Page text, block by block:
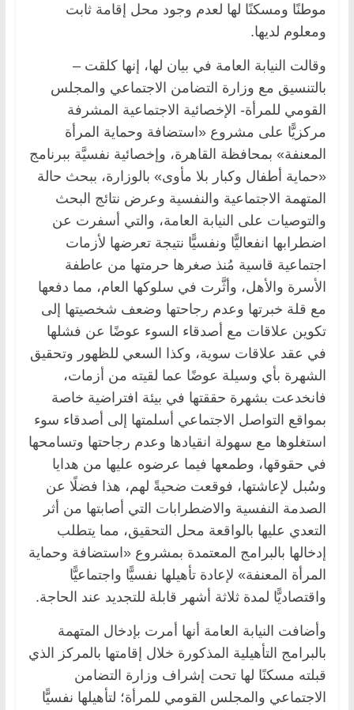
موطنًا ومسكنًا لها لعدم وجود محل إقامة ثابت
ومعلوم لديها.
وقالت النيابة العامة في بيان لها، إنها كلقت –
بالتنسيق مع وزارة التضامن الاجتماعي والمجلس
القومي للمرأة- الإخصائية الاجتماعية المشرفة
مركزيًّا على مشروع «استضافة وحماية المرأة
المعنفة» بمحافظة القاهرة، وإخصائية نفسيَّة ببرنامج
«حماية أطفال وكبار بلا مأوى» بالوزارة، ببحث حالة
المتهمة الاجتماعية والنفسية وعرض نتائج البحث
والتوصيات على النيابة العامة، والتي أسفرت عن
اضطرابها انفعاليًّا ونفسيًّا نتيجة تعرضها لأزمات
اجتماعية قاسية مُنذ صغرها حرمتها من عاطفة
الأسرة والأهل، وأثَّرت في سلوكها العام، مما دفعها
مع قلة خبرتها وعدم رجاحتها وضعف شخصيتها إلى
تكوين علاقات مع أصدقاء السوء عوضًا عن فشلها
في عقد علاقات سوية، وكذا السعي للظهور وتحقيق
الشهرة بأي وسيلة عوضًا عما لقيته من أزمات،
فانخدعت بشهرة حققتها في بيئة افتراضية خاصة
بمواقع التواصل الاجتماعي أسلمتها إلى أصدقاء سوء
استغلوها مع سهولة انقيادها وعدم رجاحتها وتسامحها
في حقوقها، وطمعها فيما عرضوه عليها من هدايا
وسُبل لإعاشتها، فوقعت ضحيةً لهم، هذا فضلًا عن
الصدمة النفسية والاضطرابات التي أصابتها من أثر
التعدي عليها بالواقعة محل التحقيق، مما يتطلب
إدخالها بالبرامج المعتمدة بمشروع «استضافة وحماية
المرأة المعنفة» لإعادة تأهيلها نفسيًّا واجتماعيًّا
واقتصاديًّا لمدة ثلاثة أشهر قابلة للتجديد عند الحاجة.
وأضافت النيابة العامة أنها أمرت بإدخال المتهمة
بالبرامج التأهيلية المذكورة خلال إقامتها بالمركز الذي
قبلته مسكنًا لها تحت إشراف وزارة التضامن
الاجتماعي والمجلس القومي للمرأة؛ لتأهيلها نفسيًّا